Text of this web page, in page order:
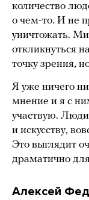
количество
о чем-то. И не
уничтожать.
откликнуться
точку зрения,
Я уже ничего
мнение и я с
участвую.
и искусству,
Это выглядит
драматично
Алексей